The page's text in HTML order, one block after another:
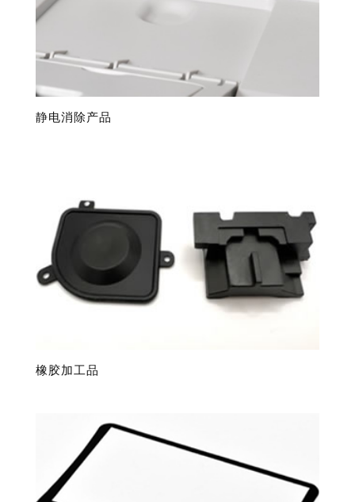
静电消除产品
橡胶加工品